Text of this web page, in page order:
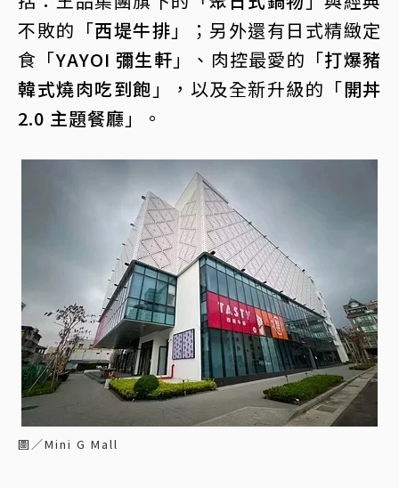
不敗的「西堤牛排 」；另外還有日式精緻定
食「YAYOI 彌生軒 」、肉控最愛的「打爆豬
韓式燒肉吃到飽 」，以及全新升級的「開丼
2.0 主題餐廳 」。
圖／Mini G Mall